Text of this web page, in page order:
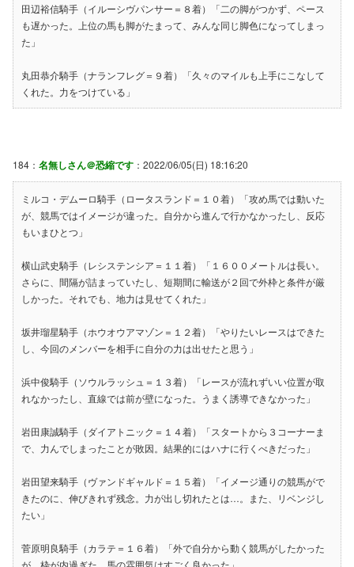
田辺裕信騎手（イルーシヴパンサー＝８着）「二の脚がつかず、ペース
も遅かった。上位の馬も脚がたまって、みんな同じ脚色になってしまっ
た」
丸田恭介騎手（ナランフレグ＝９着）「久々のマイルも上手にこなして
くれた。力をつけている」
184： 名無しさん＠恐縮です ：2022/06/05(日) 18:16:20
ミルコ・デムーロ騎手（ロータスランド＝１０着）「攻め馬では動いた
が、競馬ではイメージが違った。自分から進んで行かなかったし、反応
もいまひとつ」
横山武史騎手（レシステンシア＝１１着）「１６００メートルは長い。
さらに、間隔が詰まっていたし、短期間に輸送が２回で外枠と条件が厳
しかった。それでも、地力は見せてくれた」
坂井瑠星騎手（ホウオウアマゾン＝１２着）「やりたいレースはできた
し、今回のメンバーを相手に自分の力は出せたと思う」
浜中俊騎手（ソウルラッシュ＝１３着）「レースが流れずいい位置が取
れなかったし、直線では前が壁になった。うまく誘導できなかった」
岩田康誠騎手（ダイアトニック＝１４着）「スタートから３コーナーま
で、力んでしまったことが敗因。結果的にはハナに行くべきだった」
岩田望来騎手（ヴァンドギャルド＝１５着）「イメージ通りの競馬がで
きたのに、伸びきれず残念。力が出し切れたとは…。また、リベンジし
たい」
菅原明良騎手（カラテ＝１６着）「外で自分から動く競馬がしたかった
が、枠が内過ぎた。馬の雰囲気はすごく良かった」